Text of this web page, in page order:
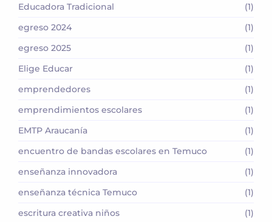
Educadora Tradicional
(1)
egreso 2024
(1)
egreso 2025
(1)
Elige Educar
(1)
emprendedores
(1)
emprendimientos escolares
(1)
EMTP Araucanía
(1)
encuentro de bandas escolares en Temuco
(1)
enseñanza innovadora
(1)
enseñanza técnica Temuco
(1)
escritura creativa niños
(1)